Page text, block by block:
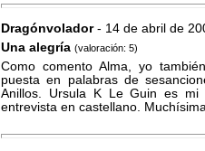
Dragónvolador- 14 de abril de
Una alegría (valoración: 5)
Como comento Alma, yo
puesta en palabras de
Anillos. Ursula K Le Guin es
entrevista en castellano.